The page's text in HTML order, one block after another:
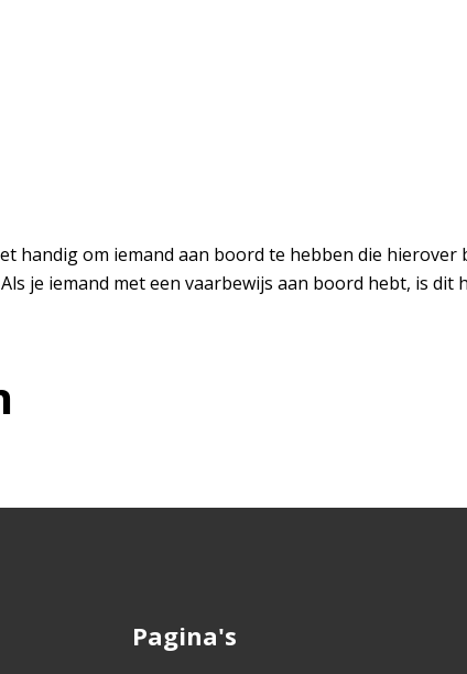
handig om iemand aan boord te hebben die
je iemand met een vaarbewijs aan boord hebt, is
Pagina's